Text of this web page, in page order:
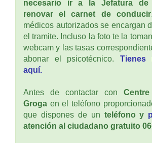
necesario ir a la Jefatura de
renovar el carnet de conducir
médicos autorizados se encargan
el tramite. Incluso la foto te la
webcam y las tasas
abonar el psicotécnico. Tienes
aquí.
Antes de contactar con
Groga en el teléfono
que dispones de un teléfono y
atención al ciudadano gratuito